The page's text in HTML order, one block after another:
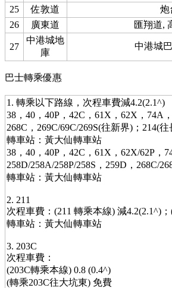
25
佐敦道
炮
26
廣東道 匯翔道,
27
中港城地
庫
中港城
巴士轉乘優惠
1. 轉乘以下路線，次程車費減4.2(2.1^)
38，40，40P，42C，61X，62X，74A
268C，269C/69C/269S(往新界)；214(
轉車站：黃大仙轉車站
38，40，40P，42C，61X，62X/62P，
258D/258A/258P/258S，259D，268C/
轉車站：黃大仙轉車站
2. 211
次程車費：(211 轉乘本線) 減4.2(2.1^)
轉車站：黃大仙轉車站
3. 203C
次程車費：
(203C轉乘本線) 0.8 (0.4^)
(轉乘203C往大坑東) 免費